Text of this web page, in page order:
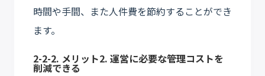
時間や手間、また人件費を節約することができ
ます。
2-2-2. メリット2. 運営に必要な管理コストを
削減できる